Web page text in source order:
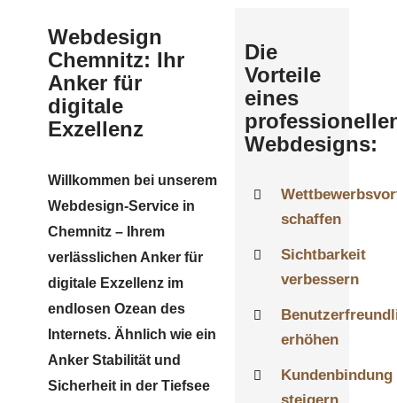
Webdesign
Chemnitz: Ihr
Anker für
digitale
Exzellenz
Willkommen bei unserem
Webdesign-Service in
Chemnitz – Ihrem
verlässlichen Anker für
digitale Exzellenz im
endlosen Ozean des
Internets. Ähnlich wie ein
Anker Stabilität und
Sicherheit in der Tiefsee
Die
Vorteile
eines
Webdesigns:
schaffen
Sichtbarkeit
verbessern
erhöhen
Kundenbindung
steigern